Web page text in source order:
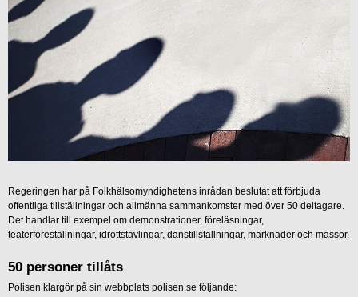
Regeringen har på Folkhälsomyndighetens inrådan beslutat att förbjuda
offentliga tillställningar och allmänna sammankomster med över 50 deltagare.
Det handlar till exempel om demonstrationer, föreläsningar,
teaterföreställningar, idrottstävlingar, danstillställningar, marknader och mässor.
50 personer tillåts
Polisen klargör på sin webbplats polisen.se följande: